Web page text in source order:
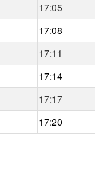
17:05
17:08
17:11
17:14
17:17
17:20